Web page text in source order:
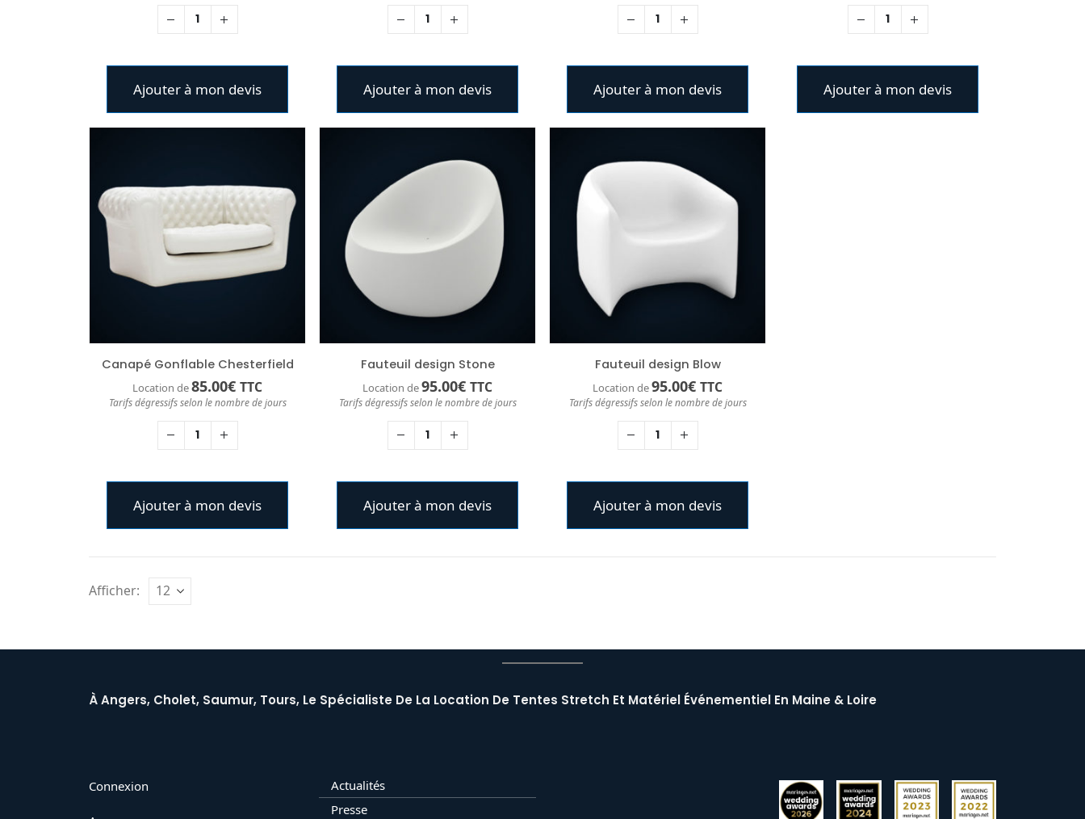
Ajouter à mon devis Ajouter à mon devis Ajouter à mon devis Ajouter à mon devis
Canapé Gonflable Chesterfield
Location de85.00€ TTC
Tarifs dégressifs selon le nombre de jours
Ajouter à mon devis
Fauteuil design Stone
Location de95.00€ TTC
Tarifs dégressifs selon le nombre de jours
Ajouter à mon devis
Fauteuil design Blow
Location de95.00€ TTC
Tarifs dégressifs selon le nombre de jours
Ajouter à mon devis
Afficher:
À Angers, Cholet, Saumur, Tours, Le Spécialiste De La Location De Tentes Stretch Et Matériel Événementiel En Maine & Loire
Connexion
Actualités
Presse